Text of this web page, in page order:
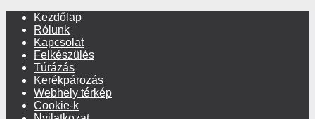
Kezdőlap
Rólunk
Kapcsolat
Felkészülés
Túrázás
Kerékpározás
Webhely térkép
Cookie-k